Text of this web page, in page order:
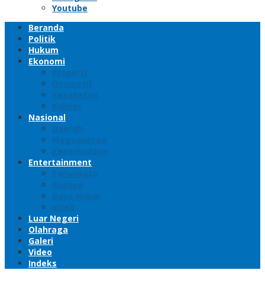
Youtube
Beranda
Politik
Hukum
Ekonomi
Properti
Otomotif
Kesehatan
Kuliner
Nasional
Daerah
Megapolitan
Kepemudaan
Entertainment
Pariwisata
Budaya
Gaya Hidup
Iptek
Luar Negeri
Olahraga
Galeri
Video
Indeks